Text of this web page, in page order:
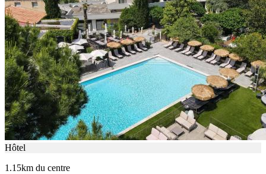
Hôtel
1.15km du centre